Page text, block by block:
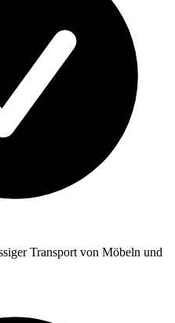
Transport von Möbeln und